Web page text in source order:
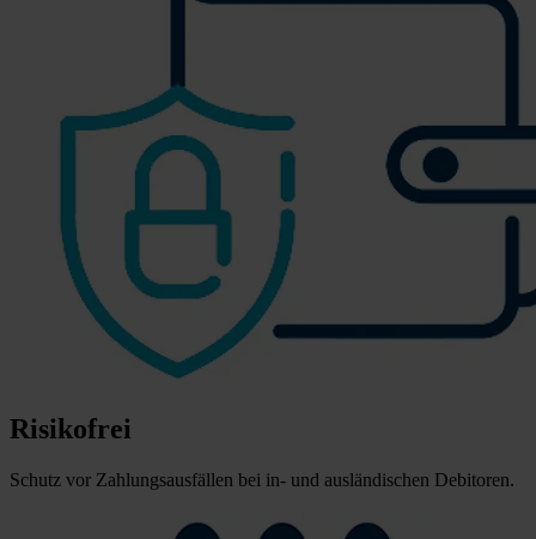
Risikofrei
Schutz vor Zahlungsausfällen bei in- und ausländischen Debitoren.